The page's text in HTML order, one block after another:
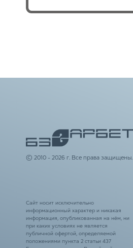
© 2010 - 2026 г. Все права защищены.
Сайт носит исключительно
информационный характер и никакая
информация, опубликованная на нём, ни
при каких условиях не является
публичной офертой, определяемой
положениями пункта 2 статьи 437